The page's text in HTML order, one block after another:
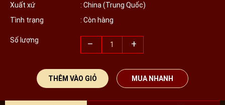
Xuất xứ
: China (Trung Quốc)
Tình trạng
: Còn hàng
Số lượng – +
THÊM VÀO GIỎ MUA NHANH